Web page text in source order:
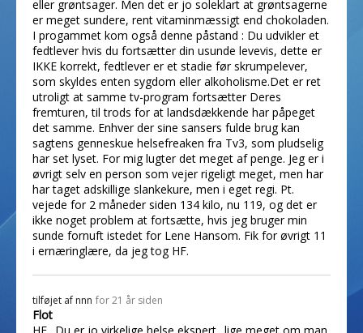
eller grøntsager. Men det er jo soleklart at grøntsagerne
er meget sundere, rent vitaminmæssigt end chokoladen.
I progammet kom også denne påstand : Du udvikler et
fedtlever hvis du fortsætter din usunde levevis, dette er
IKKE korrekt, fedtlever er et stadie før skrumpelever,
som skyldes enten sygdom eller alkoholisme.Det er ret
utroligt at samme tv-program fortsætter Deres
fremturen, til trods for at landsdækkende har påpeget
det samme. Enhver der sine sansers fulde brug kan
sagtens genneskue helsefreaken fra Tv3, som pludselig
har set lyset. For mig lugter det meget af penge. Jeg er i
øvrigt selv en person som vejer rigeligt meget, men har
har taget adskillige slankekure, men i eget regi. Pt.
vejede for 2 måneder siden 134 kilo, nu 119, og det er
ikke noget problem at fortsætte, hvis jeg bruger min
sunde fornuft istedet for Lene Hansom. Fik for øvrigt 11
i ernæringlære, da jeg tog HF.
tilføjet af nnn for 21 år siden
Flot